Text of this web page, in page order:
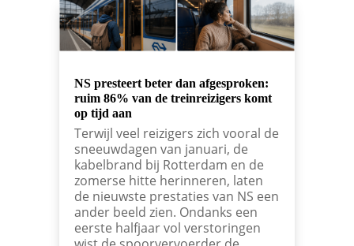
NS presteert beter dan afgesproken:
ruim 86% van de treinreizigers komt
op tijd aan
Terwijl veel reizigers zich vooral de
sneeuwdagen van januari, de
kabelbrand bij Rotterdam en de
zomerse hitte herinneren, laten
de nieuwste prestaties van NS een
ander beeld zien. Ondanks een
eerste halfjaar vol verstoringen